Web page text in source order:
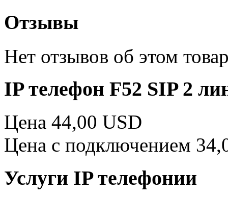
Отзывы
Нет отзывов об этом
IP телефон F52 SIP 2
Цена 44,00 USD
Цена с подключением
Услуги IP телефонии